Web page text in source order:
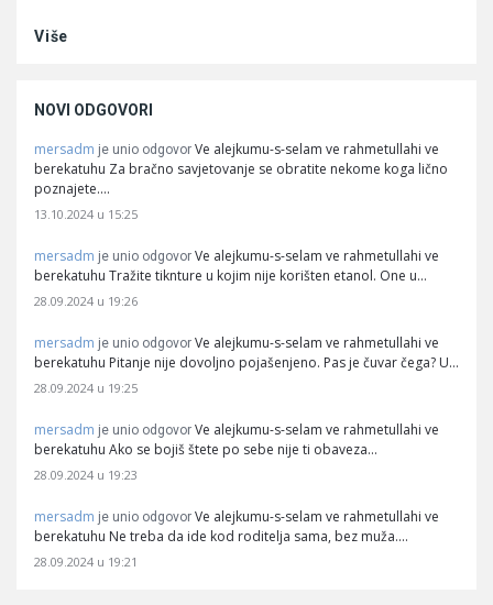
Više
NOVI ODGOVORI
mersadm je unio odgovor Ve alejkumu-s-selam ve rahmetullahi ve
berekatuhu Za bračno savjetovanje se obratite nekome koga lično
poznajete.…
13.10.2024 u 15:25
mersadm je unio odgovor Ve alejkumu-s-selam ve rahmetullahi ve
berekatuhu Tražite tiknture u kojim nije korišten etanol. One u…
28.09.2024 u 19:26
mersadm je unio odgovor Ve alejkumu-s-selam ve rahmetullahi ve
berekatuhu Pitanje nije dovoljno pojašenjeno. Pas je čuvar čega? U…
28.09.2024 u 19:25
mersadm je unio odgovor Ve alejkumu-s-selam ve rahmetullahi ve
berekatuhu Ako se bojiš štete po sebe nije ti obaveza…
28.09.2024 u 19:23
mersadm je unio odgovor Ve alejkumu-s-selam ve rahmetullahi ve
berekatuhu Ne treba da ide kod roditelja sama, bez muža.…
28.09.2024 u 19:21